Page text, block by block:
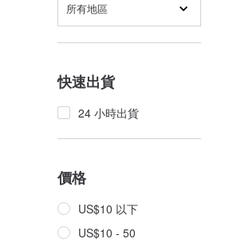
所有地區
快速出貨
24 小時出貨
價格
US$10 以下
US$10 - 50